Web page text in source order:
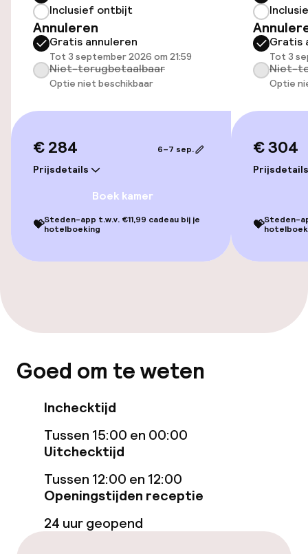
Toegankelijkheid
Overal rolstoeltoegankelijk
Lift
Zoetwater buitenzwembad
Ligstoelen
Fitnessruimte / gym
Restaurant
Bar
Eet- en drinkdiensten
Inclusief ontbijt
Annuleren
Gratis annuleren
Tot 3 september 2026 om 21:59
Niet-terugbetaalbaar
Optie niet beschikbaar
€ 284
Prijsdetails
6–7 sep.
Boek kamer
💝Steden-app t.w.v. €11,99 cadeau bij je
hotelboeking
Gratis
Tot 3
Niet-
Optie
€ 304
Prijsdetails
💝Steden-
Goed om te weten
Inchecktijd
Tussen 15:00 en 00:00
Uitchecktijd
Tussen 12:00 en 12:00
Openingstijden receptie
24 uur geopend